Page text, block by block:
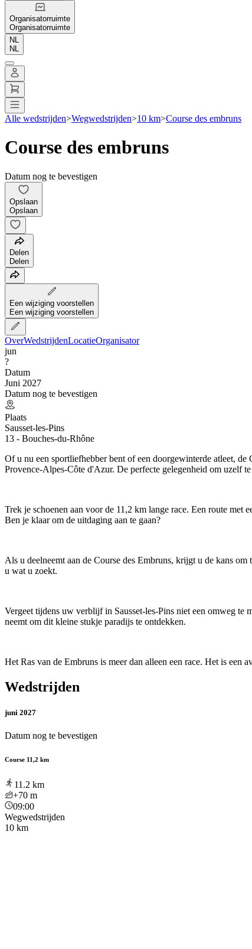
Organisatorruimte
Organisatorruimte
NL
NL
Alle wedstrijden>Wegwedstrijden>10 km>Course des embruns
Course des embruns
Datum nog te bevestigen
Opslaan
Opslaan
Delen
Delen
Een wijziging voorstellen
Een wijziging voorstellen
OverWedstrijdenLocatieOrganisator
jun
?
Datum
Juni 2027
Datum nog te bevestigen
Plaats
Sausset-les-Pins
13 - Bouches-du-Rhône
Of u nu een sportliefhebber bent of een doorgewinterde atleet,
Provence-Alpes-Côte d'Azur. De perfecte gelegenheid om uzelf
Trek je schoenen aan voor de 11,2 km lange race. Een route
Ben je klaar om de uitdaging aan te gaan?
Als u deelneemt aan de Course des Embruns, krijgt u de kans
u wat u zoekt.
Vergeet tijdens uw verblijf in Sausset-les-Pins niet een omweg te
neemt om dit kleine stukje paradijs te ontdekken.
Het Ras van de Embruns is meer dan alleen een race. Het is een
Wedstrijden
juni 2027
Datum nog te bevestigen
Course 11,2 km
11.2 km
+70 m
09:00
Wegwedstrijden
10 km